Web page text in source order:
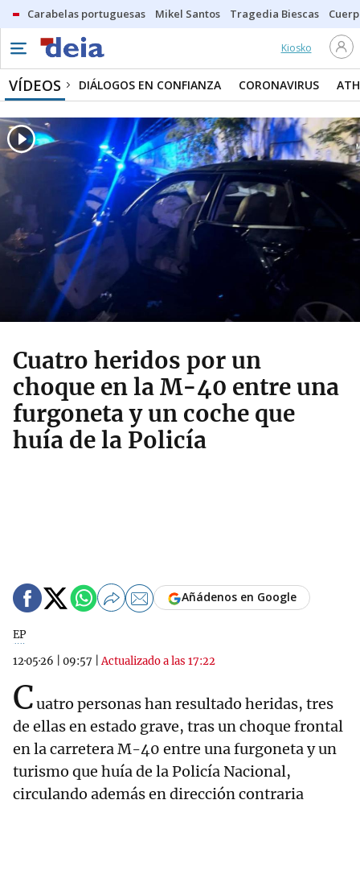
Carabelas portuguesas Mikel Santos Tragedia Biescas
Kiosko
VÍDEOS DIÁLOGOS EN CONFIANZA CORONAVIRUS
Cuatro heridos por un
choque en la M-40 entre una
furgoneta y un coche que
huía de la Policía
EP
12·05·26
09:57 |Actualizado a las 17:22
Añádenos en Google
Cuatro personas han resultado heridas, tres
de ellas en estado grave, tras un choque frontal
en la carretera M-40 entre una furgoneta y un
turismo que huía de la Policía Nacional,
circulando además en dirección contraria